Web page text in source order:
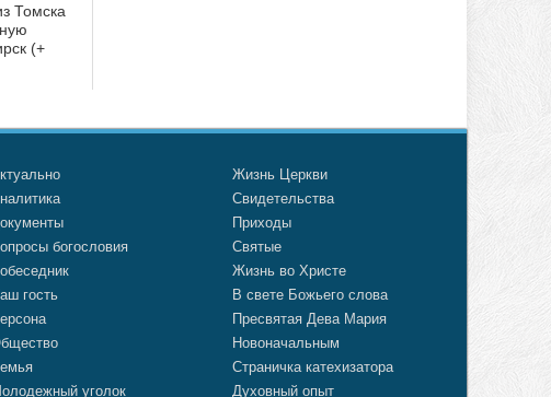
Томска
(+
богословия
гость
уголок
Жизнь Церкви
Свидетельства
Приходы
Святые
Жизнь во Христе
В свете Божьего слова
Пресвятая Дева Мария
Новоначальным
Страничка катехизатора
Духовный опыт